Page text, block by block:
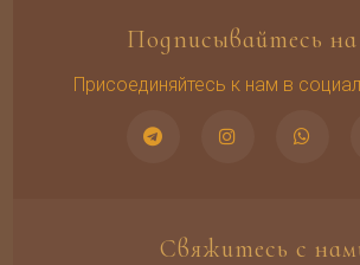
Подписывайтесь на
Присоединяйтесь к нам в
Свяжитесь с